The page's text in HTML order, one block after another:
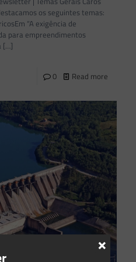
os seguintes temas:
“A exigência de
para empreendimentos
[…]
0 Read more
×